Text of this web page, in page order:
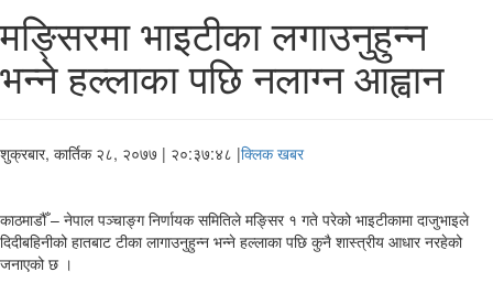
मङ्सिरमा भाइटीका लगाउनुहुन्न
भन्ने हल्लाका पछि नलाग्न आह्वान
शुक्रबार, कार्तिक २८, २०७७ | २०:३७:४८ |क्लिक खबर
काठमाडौँ – नेपाल पञ्चाङ्ग निर्णायक समितिले मङ्सिर १ गते परेको भाइटीकामा दाजुभाइले
दिदीबहिनीको हातबाट टीका लागाउनुहुन्न भन्ने हल्लाका पछि कुनै शास्त्रीय आधार नरहेको
जनाएको छ ।